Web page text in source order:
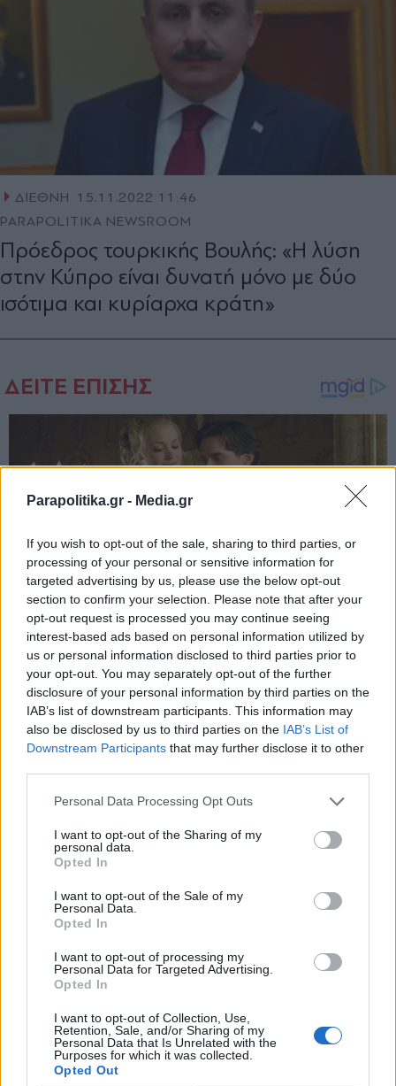
Parapolitika.gr - Media.gr
If you wish to opt-out of the sale, sharing to third parties, or
processing of your personal or sensitive information for
targeted advertising by us, please use the below opt-out
section to confirm your selection. Please note that after your
opt-out request is processed you may continue seeing
interest-based ads based on personal information utilized by
us or personal information disclosed to third parties prior to
your opt-out. You may separately opt-out of the further
disclosure of your personal information by third parties on the
IAB’s list of downstream participants. This information may
also be disclosed by us to third parties on the IAB’s List of
Downstream Participants that may further disclose it to other
Personal Data Processing Opt Outs
I want to opt-out of the Sharing of my
personal data.
Opted In
I want to opt-out of the Sale of my
Personal Data.
Opted In
I want to opt-out of processing my
Personal Data for Targeted Advertising.
Opted In
I want to opt-out of Collection, Use,
Retention, Sale, and/or Sharing of my
Personal Data that Is Unrelated with the
Purposes for which it was collected.
Opted Out
ΔΙΕΘΝΗ
15.11.2022 11:46
PARAPOLITIKA NEWSROOM
Πρόεδρος τουρκικής Βουλής: «Η λύση
στην Κύπρο είναι δυνατή μόνο με δύο
ισότιμα και κυρίαρχα κράτη»
Εγγραφή στο newsletter
Αποδέχομαι τους
και την πολιτική απορρήτου
X